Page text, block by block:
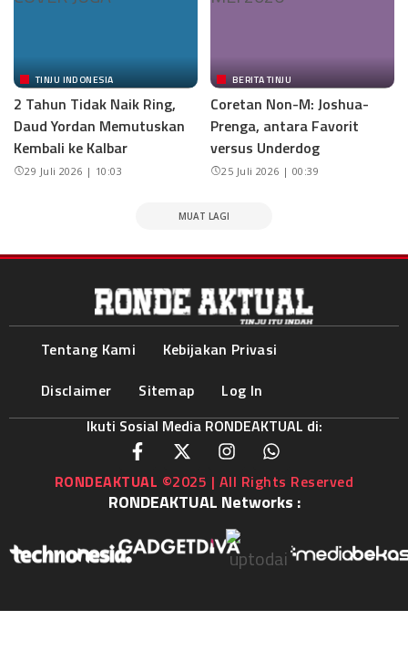
TINJU INDONESIA
2 Tahun Tidak Naik Ring,
Daud Yordan Memutuskan
Kembali ke Kalbar
29 Juli 2026 | 10:03
BERITA TINJU
Coretan Non-M: Joshua-
Prenga, antara Favorit
versus Underdog
25 Juli 2026 | 00:39
MUAT LAGI
Tentang Kami
Kebijakan Privasi
Disclaimer
Sitemap
Log In
Ikuti Sosial Media RONDEAKTUAL di:
RONDEAKTUAL ©2025 | All Rights Reserved
RONDEAKTUAL Networks :